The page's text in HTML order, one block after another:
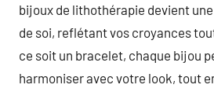
bijoux de lithothérapie devient une
de soi, reflétant vos croyances
ce soit un bracelet, chaque bijou
harmoniser avec votre look, tout